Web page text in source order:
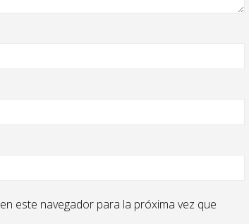
este navegador para la próxima vez que